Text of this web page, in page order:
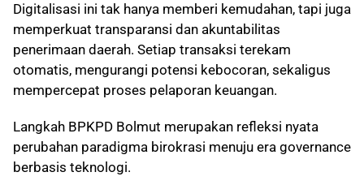
Digitalisasi ini tak hanya memberi kemudahan, tapi juga
memperkuat transparansi dan akuntabilitas
penerimaan daerah. Setiap transaksi terekam
otomatis, mengurangi potensi kebocoran, sekaligus
mempercepat proses pelaporan keuangan.
Langkah BPKPD Bolmut merupakan refleksi nyata
perubahan paradigma birokrasi menuju era governance
berbasis teknologi.